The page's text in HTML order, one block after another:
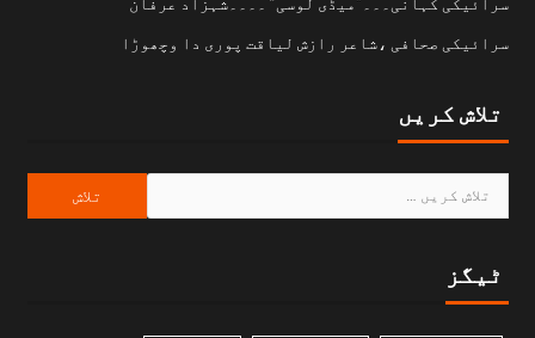
سرائیکی صحافی ،شاعر رازش لیاقت پوری دا وچھوڑا
تلاش کریں
ٹیگز